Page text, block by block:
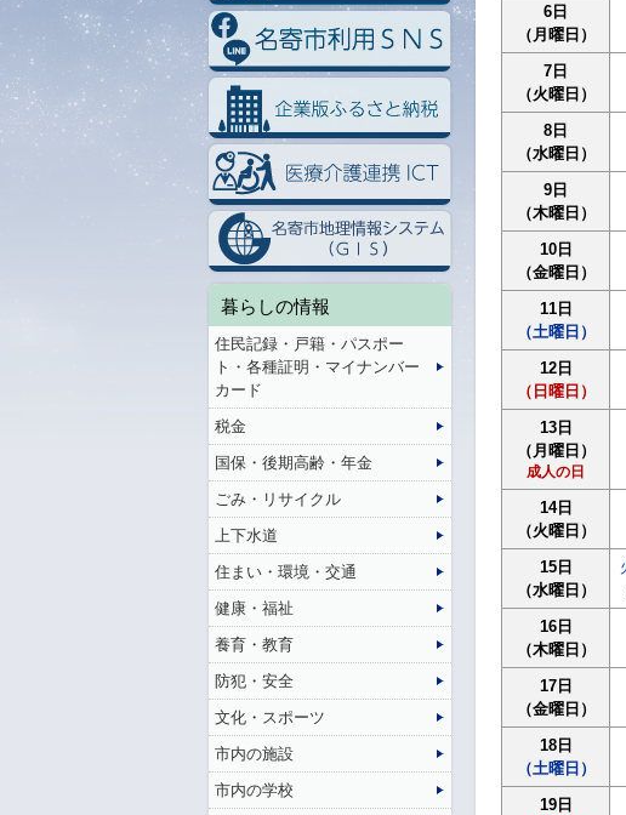
6日
（月曜日）
7日
（火曜日）
8日
（水曜日）
9日
（木曜日）
10日
（金曜日）
11日
（土曜日）
12日
（日曜日）
13日
（月曜日）
成人の日
14日
（火曜日）
15日
（水曜日）
16日
（木曜日）
17日
（金曜日）
18日
（土曜日）
19日
暮らしの情報
住民記録・戸籍・パスポー
ト・各種証明・マイナンバー
カード
税金
国保・後期高齢・年金
ごみ・リサイクル
上下水道
住まい・環境・交通
健康・福祉
養育・教育
防犯・安全
文化・スポーツ
市内の施設
市内の学校